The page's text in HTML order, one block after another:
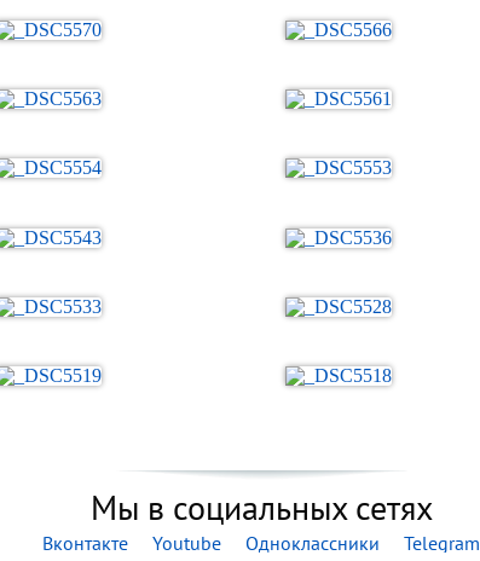
Мы в социальных сетях
Вконтакте Youtube Одноклассники Telegram